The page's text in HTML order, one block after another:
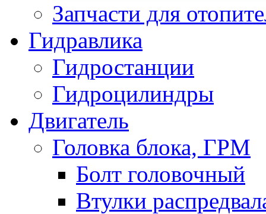
Запчасти для
Гидравлика
Гидростанции
Гидроцилиндры
Двигатель
Головка блока, ГРМ
Болт головочный
Втулки